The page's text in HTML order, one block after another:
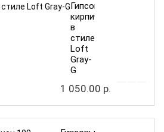
Гипсовый
кирпич
в
стиле
Loft
Gray-
G
1 050.00 р.